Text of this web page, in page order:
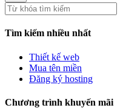
Tìm kiếm nhiều nhất
Thiết kế web
Mua tên miền
Đăng ký hosting
Chương trình khuyến mãi